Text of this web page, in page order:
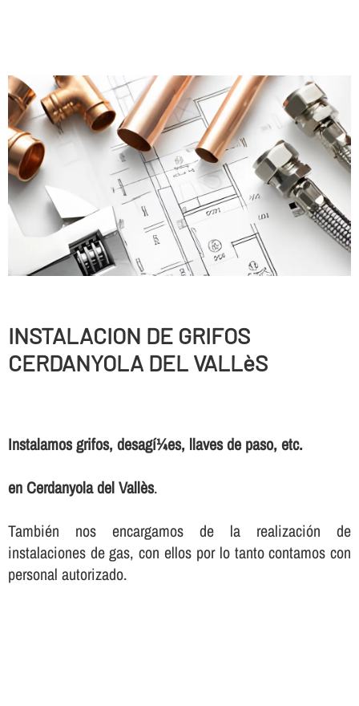
INSTALACION DE GRIFOS
CERDANYOLA DEL VALLèS
Instalamos grifos, desagí¼es, llaves de paso, etc.
en Cerdanyola del Vallès.
También nos encargamos de la realización de
instalaciones de gas, con ellos por lo tanto contamos con
personal autorizado.